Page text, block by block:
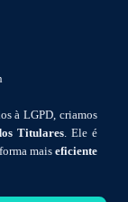
à LGPD, criamos
Titulares . Ele é
mais eficiente